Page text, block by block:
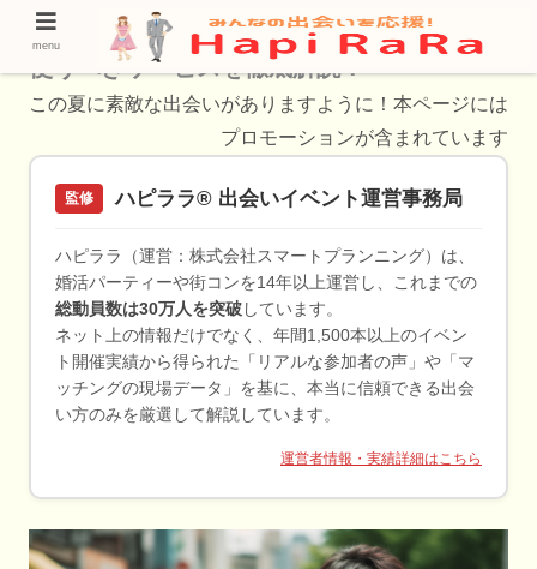
30代の古淵さんにおすすめの出会いの方法 –
使うべきサービスを徹底解説！
この夏に素敵な出会いがありますように！本ページには
プロモーションが含まれています
監修 ハピララ® 出会いイベント運営事務局
ハピララ（運営：株式会社スマートプランニング）は、
婚活パーティーや街コンを14年以上運営し、これまでの
総動員数は30万人を突破 しています。
ネット上の情報だけでなく、年間1,500本以上のイベン
ト開催実績から得られた「リアルな参加者の声」や「マ
ッチングの現場データ」を基に、本当に信頼できる出会
い方のみを厳選して解説しています。
運営者情報・実績詳細はこちら
menu